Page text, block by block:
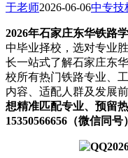
于老师2026-06-06中专技
2026年石家庄东华铁路
中毕业择校，选对专业
长一站式了解石家庄东
校所有热门铁路专业、
内容、适配人群及发展
想精准匹配专业、预留
15350566656（微信同号